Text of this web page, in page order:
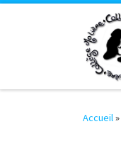
Passer au contenu
Accueil»